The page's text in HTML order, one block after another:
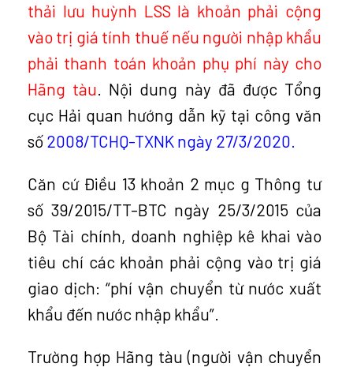
thải lưu huỳnh LSS là khoản phải cộng
vào trị giá tính thuế nếu người nhập khẩu
phải thanh toán khoản phụ phí này cho
Hãng tàu. Nội dung này đã được Tổng
cục Hải quan hướng dẫn kỹ tại công văn
số 2008/TCHQ-TXNK ngày 27/3/2020.
Căn cứ Điều 13 khoản 2 mục g Thông tư
số 39/2015/TT-BTC ngày 25/3/2015 của
Bộ Tài chính, doanh nghiệp kê khai vào
tiêu chí các khoản phải cộng vào trị giá
giao dịch: “phí vận chuyển từ nước xuất
khẩu đến nước nhập khẩu”.
Trường hợp Hãng tàu (người vận chuyển